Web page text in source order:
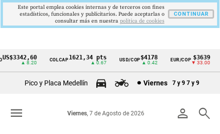
Cintillo
Colombia
COLCAP1621,34 pts
▲ 0.67
USD/COP $4178
▲ 0.42
EUR/COP $3639
▼ 33.00
DESEMPLEO
Pico y Placa Medellín Viernes 7 y 9 7 y 9
person search
Viernes, 7 de Agosto de 2026
menu
Este portal emplea cookies internas y de terceros con fines
estadísticos, funcionales y publicitarios. Puede aceptarlas o
consultar más en nuestra politica de cookies
CONTINUAR